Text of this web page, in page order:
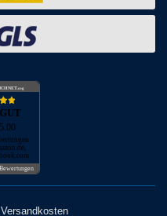
.org